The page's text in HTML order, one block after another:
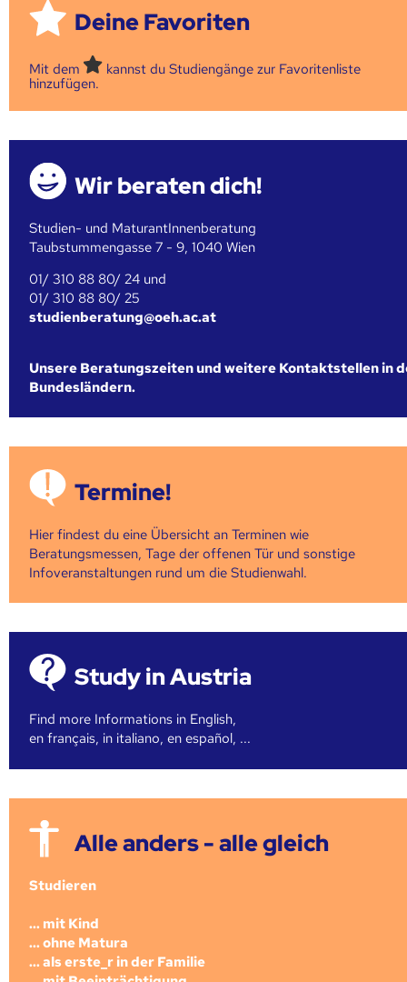
Deine Favoriten
Mit dem
kannst du Studiengänge zur Favoritenliste
hinzufügen.
Wir beraten dich!
Studien- und MaturantInnenberatung
Taubstummengasse 7 - 9, 1040 Wien
01/ 310 88 80/ 24 und
01/ 310 88 80/ 25
studienberatung@oeh.ac.at
Unsere Beratungszeiten und weitere Kontaktstellen in
Bundesländern.
Termine!
Hier findest du eine Übersicht an Terminen wie
Beratungsmessen, Tage der offenen Tür und sonstige
Infoveranstaltungen rund um die Studienwahl.
Study in Austria
Find more Informations in English,
en français, in italiano, en español, ...
Alle anders - alle gleich
Studieren
... mit Kind
... ohne Matura
... als erste_r in der Familie